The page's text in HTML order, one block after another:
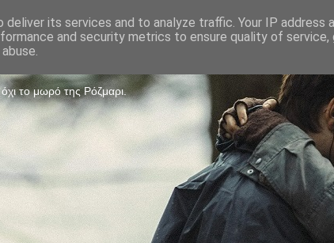
το μωρό της Ρόζμαρι.
its services and to analyze traffic. Your IP address
and security metrics to ensure quality of service,